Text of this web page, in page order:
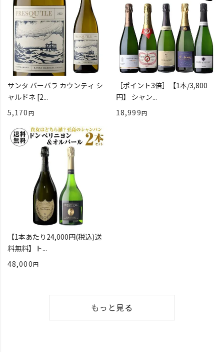
サンタ バーバラ カウンティ シ
ャルドネ [2...
5,170
［ポイント3倍］【1本/3,800
円】 シャン...
18,999
【1本あたり24,000円(税込)送
料無料】ト...
48,000
もっと見る